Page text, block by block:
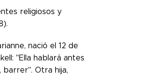
religiosos y
nació el 12 de
"Ella hablará antes
barrer". Otra hija,